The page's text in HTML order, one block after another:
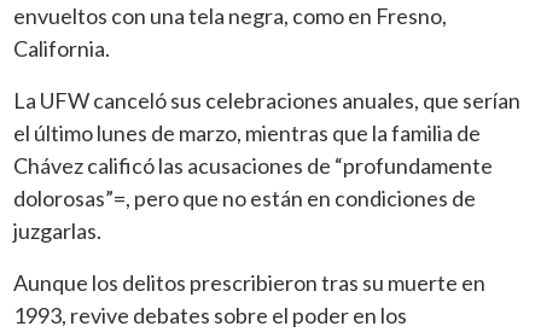
envueltos con una tela negra, como en Fresno,
California.
La UFW canceló sus celebraciones anuales, que serían
el último lunes de marzo, mientras que la familia de
Chávez calificó las acusaciones de “profundamente
dolorosas”=, pero que no están en condiciones de
juzgarlas.
Aunque los delitos prescribieron tras su muerte en
1993, revive debates sobre el poder en los